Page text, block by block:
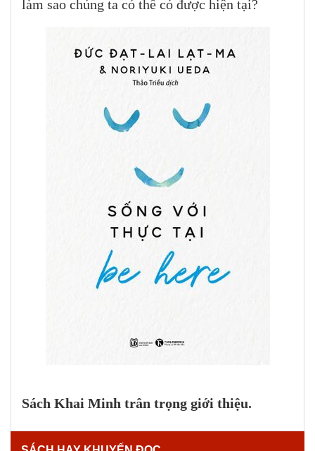
làm sao chúng ta có thể có được hiện tại?
Sách Khai Minh trân trọng giới thiệu.